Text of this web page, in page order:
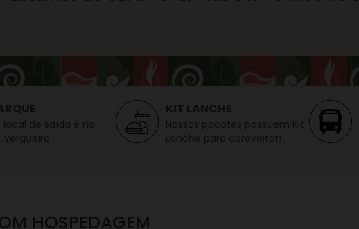
local de saída é no
Vergueiro
KIT LANCHE
Nossos pacotes possuem Kit
Lanche para aproveitar!
HOSPEDAGEM